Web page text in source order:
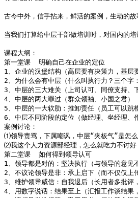
古今中外，信手拈来，鲜活的案例，生动的故
当我们打算给中层干部做培训时，对国内的
课程大纲：
第一堂课  明确自己在企业的定位
1、企业的汉堡结构（高层要有决策力，基层
2、为什么会有中层（什么叫执行力？三个字
3、中层的三大难关（上司认可、同僚支持、
4、中层的两大罪过（群众领袖、小国之君）
5、中层的一大软肋：推卸责任（员工可以跳
6、中层不同阶段的定位（做经理、坐经理、
案例讨论：
⑴领导责骂，下属嘲讽，中层“夹板气”是怎么
⑵我这个人力资源部经理，怎么就吃力不讨好
第二堂课  如何得到领导认可
1、领导都是对的：坚决执行（与领导的意见
2、不议论领导是非：承上启下（而不仅仅上
3、维护领导威信：自我退后（长用者多批评
4、用数字说话：结果至上（汇报工作谈结果